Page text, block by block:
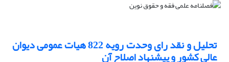
تحلیل و نقد رای وحدت رویه 822 هیات عمومی دیوان
عالی کشور و پیشنهاد اصلاح آن